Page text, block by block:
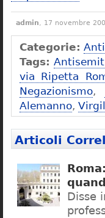
admin, 17 novembre
Categorie:
Tags:
via Ripetta
Negazionismo,
Alemanno,
Articoli
Disse